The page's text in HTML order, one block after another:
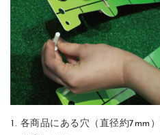
各商品にある穴（直径約7mm